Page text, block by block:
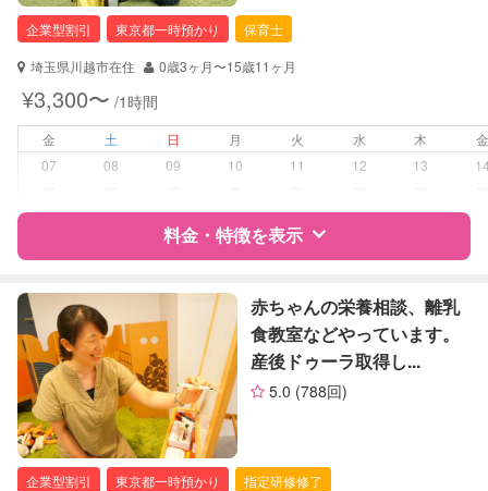
保育士
対応可能/特徴
送迎サポート
子育て経験
対応可否は個別に相談
レッスン なし
定期予約 可能
お子様の撮影
（定期特典）
対応可能
企業型割引 東京都一時預かり
保育士
埼玉県川越市在住
0歳3ヶ月〜15歳11ヶ月
¥3,300〜 /1時間
金 土 日 月 火 水 木
07
08 09 10 11 12 13
料金・特徴を表示
特徴 料金 レビュー
サポートの特徴
資格
企業型割引対象(旧内閣府補助対象)
自治体届出済ベビーシッター
保育士
赤ちゃんの栄養相談、離乳
食教室などやっています。
産後ドゥーラ取得し...
5.0 (788回)
企業型割引 東京都一時預かり
指定研修修了